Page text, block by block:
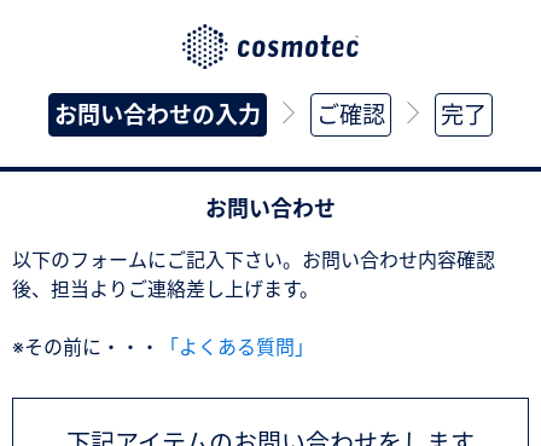
お問い合わせの入力 ご確認 完了
お問い合わせ
以下のフォームにご記入下さい。お問い合わせ内容確認
後、担当よりご連絡差し上げます。
※その前に・・・ 「よくある質問」